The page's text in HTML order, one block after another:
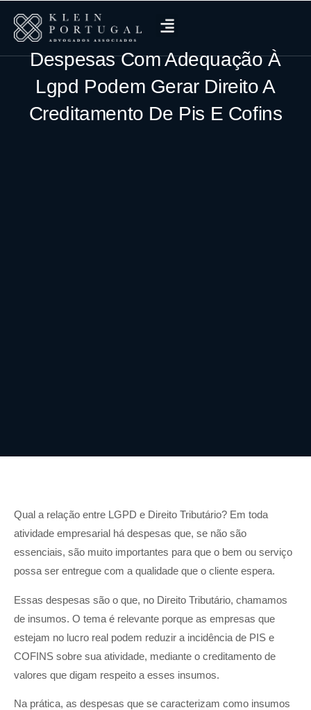
Despesas Com Adequação À
Lgpd Podem Gerar Direito A
Creditamento De Pis E Cofins
Qual a relação entre LGPD e Direito Tributário? Em toda
atividade empresarial há despesas que, se não são
essenciais, são muito importantes para que o bem ou serviço
possa ser entregue com a qualidade que o cliente espera.
Essas despesas são o que, no Direito Tributário, chamamos
de insumos. O tema é relevante porque as empresas que
estejam no lucro real podem reduzir a incidência de PIS e
COFINS sobre sua atividade, mediante o creditamento de
valores que digam respeito a esses insumos.
Na prática, as despesas que se caracterizam como insumos